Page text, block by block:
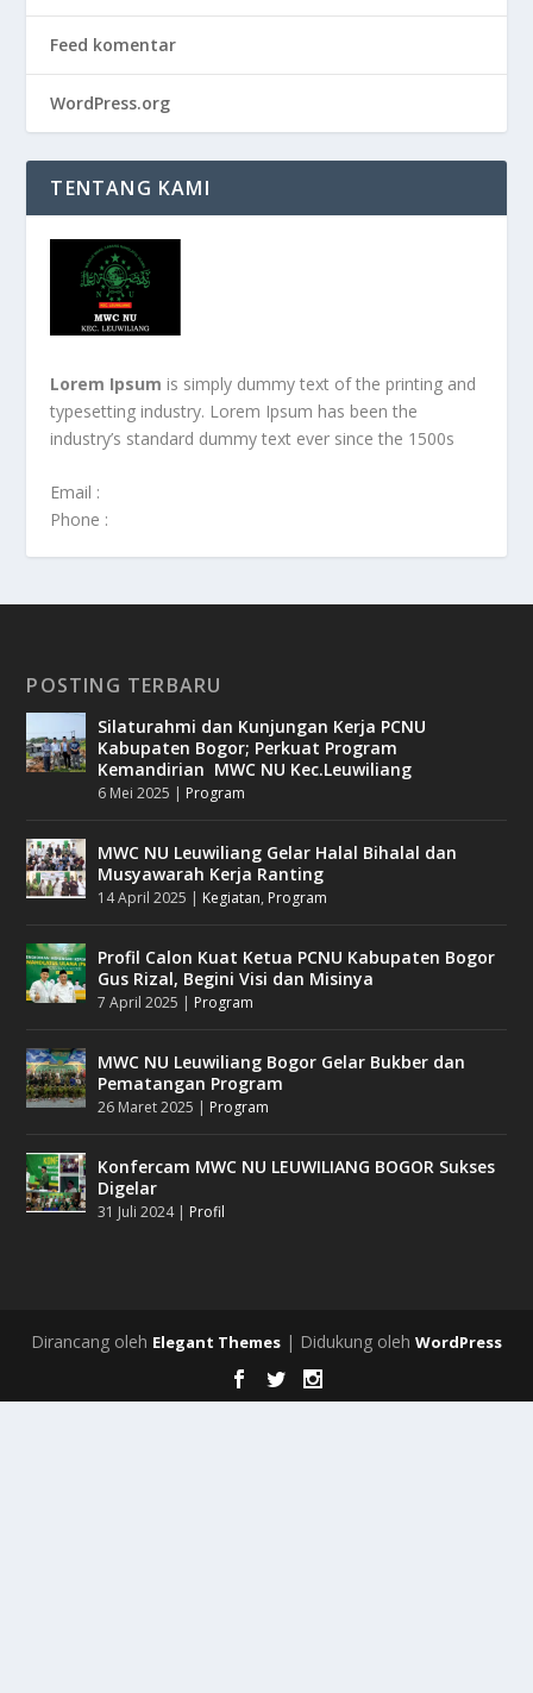
Feed komentar
WordPress.org
TENTANG KAMI
Lorem Ipsum is simply dummy text of the printing and
typesetting industry. Lorem Ipsum has been the
industry’s standard dummy text ever since the 1500s
Email :
Phone :
POSTING TERBARU
Silaturahmi dan Kunjungan Kerja PCNU
Kabupaten Bogor; Perkuat Program
Kemandirian MWC NU Kec.Leuwiliang
6 Mei 2025 | Program
MWC NU Leuwiliang Gelar Halal Bihalal dan
Musyawarah Kerja Ranting
14 April 2025 | Kegiatan, Program
Profil Calon Kuat Ketua PCNU Kabupaten Bogor
Gus Rizal, Begini Visi dan Misinya
7 April 2025 | Program
MWC NU Leuwiliang Bogor Gelar Bukber dan
Pematangan Program
26 Maret 2025 | Program
Konfercam MWC NU LEUWILIANG BOGOR Sukses
Digelar
31 Juli 2024| Profil
Dirancang oleh Elegant Themes | Didukung oleh WordPress